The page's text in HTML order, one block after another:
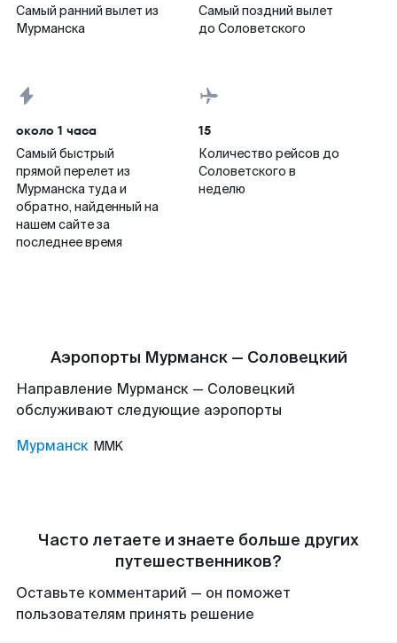
Самый ранний вылет из
Мурманска
Самый поздний вылет
до Соловетского
около 1 часа
Самый быстрый
прямой перелет из
Мурманска туда и
обратно, найденный на
нашем сайте за
последнее время
15
Количество рейсов до
Соловетского в
неделю
Аэропорты Мурманск — Соловецкий
Направление Мурманск — Соловецкий
обслуживают следующие аэропорты
Мурманск MMK
Часто летаете и знаете больше других
путешественников?
Оставьте комментарий — он поможет
пользователям принять решение